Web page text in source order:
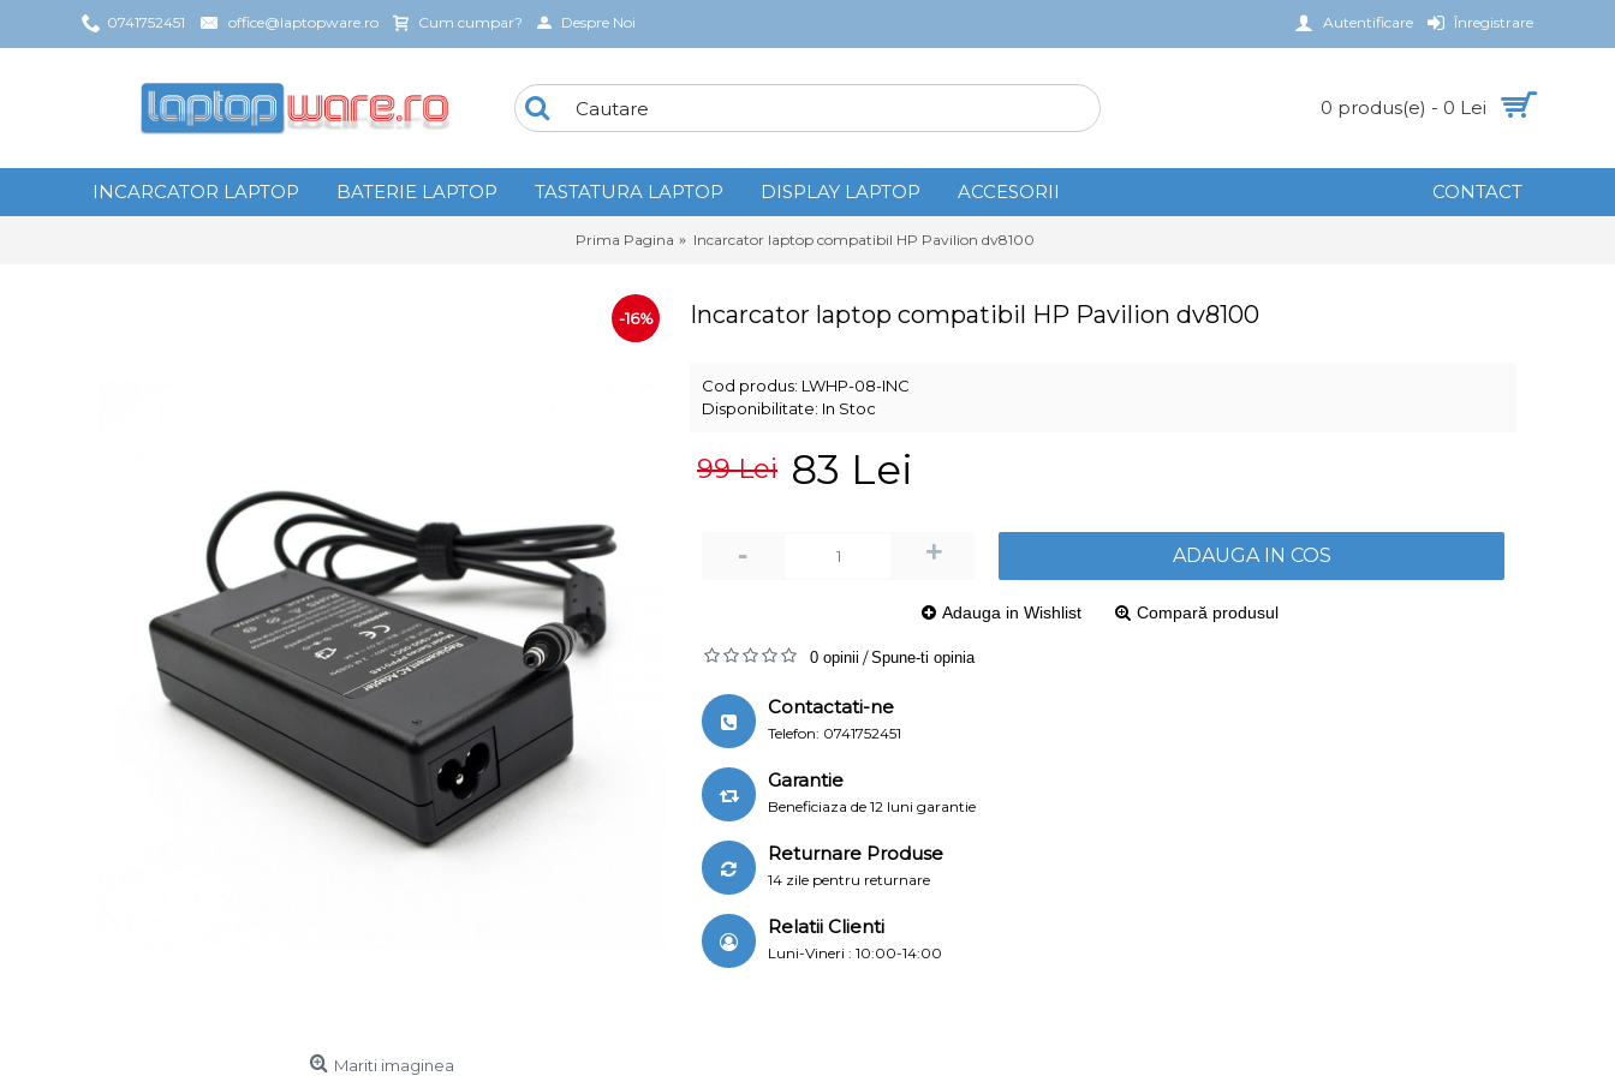
0741752451 office@laptopware.ro Cum cumpar? Despre Noi Autentificare Înregistrare
0 produs(e) - 0 Lei
INCARCATOR LAPTOP BATERIE LAPTOP TASTATURA LAPTOP DISPLAY LAPTOP ACCESORII CONTACT
Prima Pagina Incarcator laptop compatibil HP Pavilion dv8100
-16%
Mariti imaginea
Incarcator laptop compatibil HP Pavilion dv8100
Cod produs: LWHP-08-INC
Disponibilitate: In Stoc
99 Lei 83 Lei
- + ADAUGA IN COS
Adauga in Wishlist Compară produsul
0 opinii /Spune-ti opinia
Contactati-ne
Telefon: 0741752451
Garantie
Beneficiaza de 12 luni garantie
Returnare Produse
14 zile pentru returnare
Relatii Clienti
Luni-Vineri : 10:00-14:00